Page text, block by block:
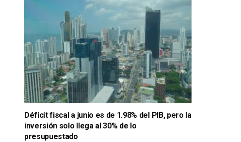
Déficit fiscal a junio es de 1.98% del PIB, pero la
inversión solo llega al 30% de lo
presupuestado